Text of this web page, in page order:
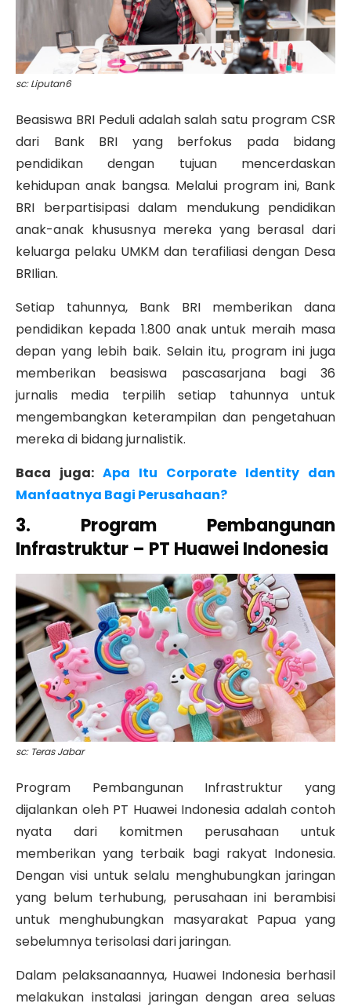
sc: Liputan6
Beasiswa BRI Peduli adalah salah satu program CSR
dari Bank BRI yang berfokus pada bidang
pendidikan dengan tujuan mencerdaskan
kehidupan anak bangsa. Melalui program ini, Bank
BRI berpartisipasi dalam mendukung pendidikan
anak-anak khususnya mereka yang berasal dari
keluarga pelaku UMKM dan terafiliasi dengan Desa
BRIlian.
Setiap tahunnya, Bank BRI memberikan dana
pendidikan kepada 1.800 anak untuk meraih masa
depan yang lebih baik. Selain itu, program ini juga
memberikan beasiswa pascasarjana bagi 36
jurnalis media terpilih setiap tahunnya untuk
mengembangkan keterampilan dan pengetahuan
mereka di bidang jurnalistik.
Baca juga: Apa Itu Corporate Identity dan
Manfaatnya Bagi Perusahaan?
3. Program Pembangunan
Infrastruktur – PT Huawei Indonesia
sc: Teras Jabar
Program Pembangunan Infrastruktur yang
dijalankan oleh PT Huawei Indonesia adalah contoh
nyata dari komitmen perusahaan untuk
memberikan yang terbaik bagi rakyat Indonesia.
Dengan visi untuk selalu menghubungkan jaringan
yang belum terhubung, perusahaan ini berambisi
untuk menghubungkan masyarakat Papua yang
sebelumnya terisolasi dari jaringan.
Dalam pelaksanaannya, Huawei Indonesia berhasil
melakukan instalasi jaringan dengan area seluas